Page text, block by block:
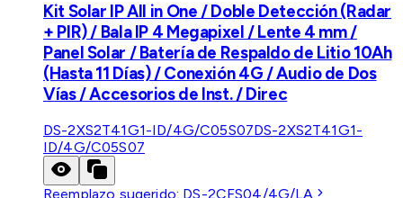
Kit Solar IP All in One / Doble Detección (Radar
+ PIR) / Bala IP 4 Megapixel / Lente 4 mm /
Panel Solar / Batería de Respaldo de Litio 10Ah
(Hasta 11 Días) / Conexión 4G / Audio de Dos
Vías / Accesorios de Inst. / Direc
DS-2XS2T41G1-ID/4G/C05S07DS-2XS2T41G1-
ID/4G/C05S07
Reemplazo sugerido: DS-2CFS04/4G/LA